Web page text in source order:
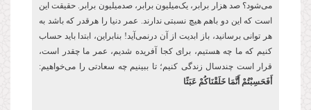
می‌شود؟ صد هزار برابر، یک‌میلیون برابر، صدمیلیون برابر. حقیقت این
است که این دو باهم هیچ نسبتی ندارند. عمر دنیا را هرقدر که باشد به
هر توانی برسانید، باز ابدیت از آن درنمی‌آید! بنابراین، ابتدا باید حساب
کنیم که ما چه هستیم، برای کجا آفریده شدیم، عمر ما چقدر است،
قرار است چندسال زندگی کنیم؛ تا ببینیم چه سعادتی را می‌خواهیم:
أَفَحَسِبْتُمْ أَنَّمَا خَلَقْنَاكُمْ عَبَثًا